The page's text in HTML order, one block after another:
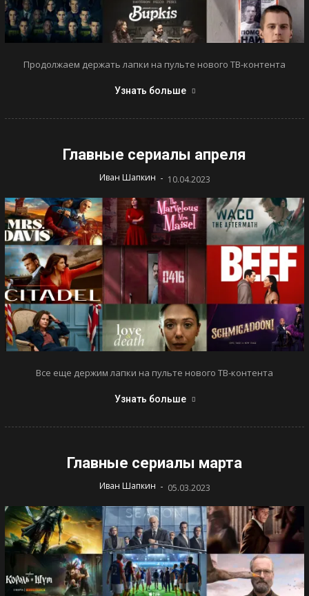
Продолжаем держать лапки на пульте нового ТВ-контента
Узнать больше
Главные сериалы апреля
Иван Шапкин - 10.04.2023
Все еще держим лапки на пульте нового ТВ-контента
Узнать больше
Главные сериалы марта
Иван Шапкин - 05.03.2023